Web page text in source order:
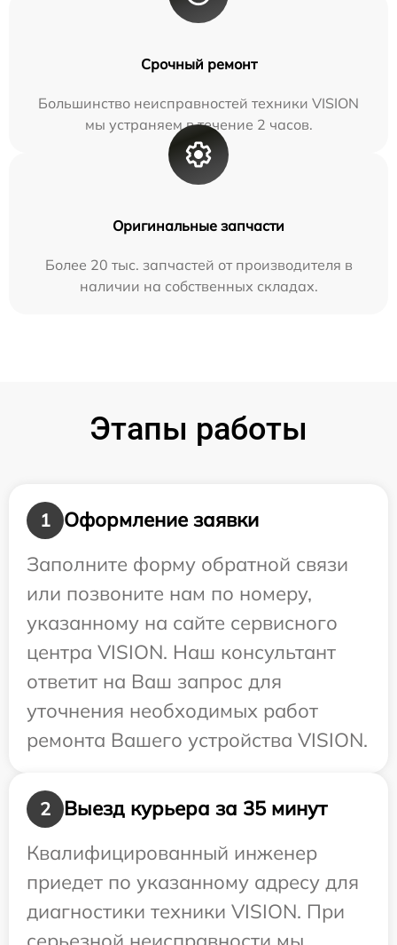
Срочный ремонт
Большинство неисправностей техники VISION
мы устраняем в течение 2 часов.
Оригинальные запчасти
Более 20 тыс. запчастей от производителя в
наличии на собственных складах.
Этапы работы
1
Оформление заявки
Заполните форму обратной связи
или позвоните нам по номеру,
указанному на сайте сервисного
центра VISION. Наш консультант
ответит на Ваш запрос для
уточнения необходимых работ
ремонта Вашего устройства VISION.
2
Выезд курьера за 35 минут
Квалифицированный инженер
приедет по указанному адресу для
диагностики техники VISION. При